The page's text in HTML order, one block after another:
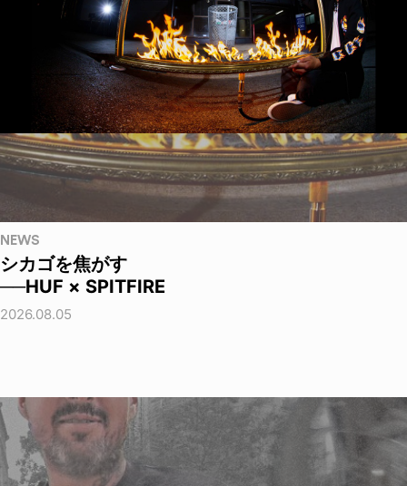
NEWS
シカゴを焦がす
──HUF × SPITFIRE
2026.08.05